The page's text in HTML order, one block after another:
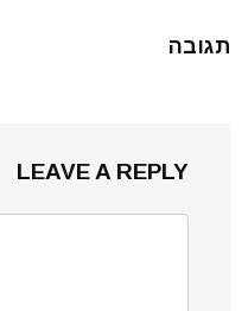
תגובה
LEAVE A REPLY